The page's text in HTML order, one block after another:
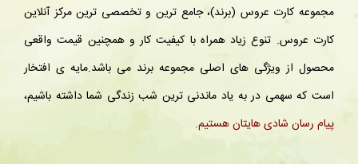
مجموعه کارت عروس (برند)، جامع ترین و تخصصی ترین مرکز آنلاین
کارت عروس. تنوع زیاد همراه با کیفیت کار و همچنین قیمت واقعی
محصول از ویژگی های اصلی مجموعه برند می باشد.مایه ی افتخار
است که سهمی در به یاد ماندنی ترین شب زندگی شما داشته باشیم،
پیام رسان شادی هایتان هستیم.